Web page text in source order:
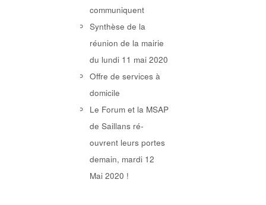
communiquent
Synthèse de la
réunion de la mairie
du lundi 11 mai 2020
Offre de services à
domicile
Le Forum et la MSAP
de Saillans ré-
ouvrent leurs portes
demain, mardi 12
Mai 2020 !